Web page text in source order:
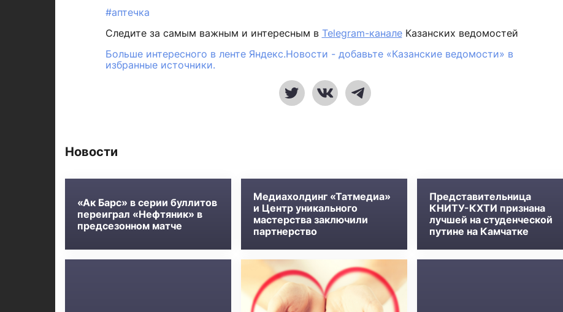
#аптечка
Следите за самым важным и интересным в Telegram-каналеКазанских ведомостей
Больше интересного в ленте Яндекс.Новости - добавьте «Казанские ведомости» в
избранные источники.
Новости
«Ак Барс» в серии буллитов
переиграл «Нефтяник» в
предсезонном матче
Медиахолдинг «Татмедиа»
и Центр уникального
мастерства заключили
партнерство
Представительница
КНИТУ-КХТИ признана
лучшей на студенческой
путине на Камчатке